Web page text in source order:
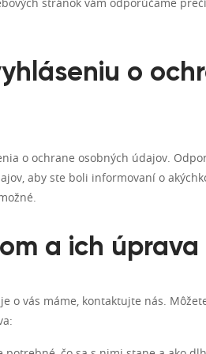
o
o ochrane osobných údajov.
aby ste boli informovaní o
a ich úprava
o vás máme, kontaktujte nás.